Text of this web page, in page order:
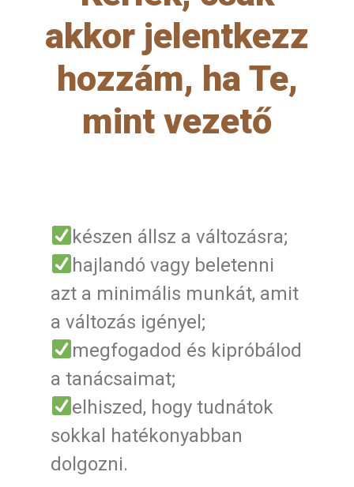
akkor jelentkezz
hozzám, ha Te,
mint vezető
készen állsz a változásra;
hajlandó vagy beletenni
azt a minimális munkát, amit
a változás igényel;
megfogadod és kipróbálod
a tanácsaimat;
elhiszed, hogy tudnátok
sokkal hatékonyabban
dolgozni.